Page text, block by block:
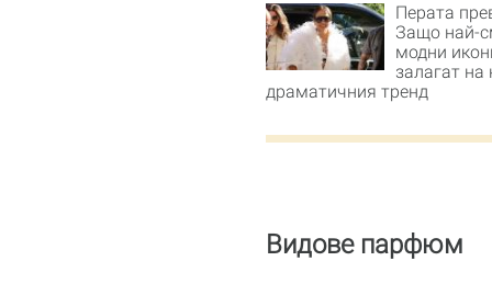
Перата
Защо най-
модни
залагат на
драматичния тренд
Видове парфюм